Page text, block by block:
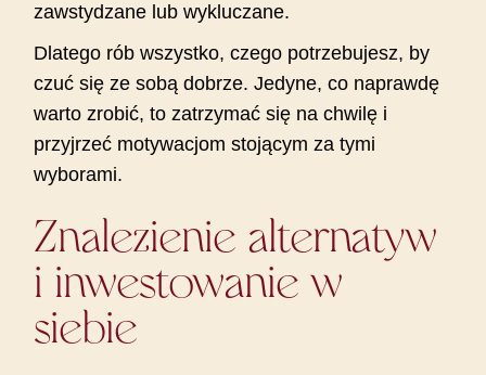
zawstydzane lub wykluczane.
Dlatego rób wszystko, czego potrzebujesz, by
czuć się ze sobą dobrze. Jedyne, co naprawdę
warto zrobić, to zatrzymać się na chwilę i
przyjrzeć motywacjom stojącym za tymi
wyborami.
Znalezienie alternatyw
i inwestowanie w
siebie